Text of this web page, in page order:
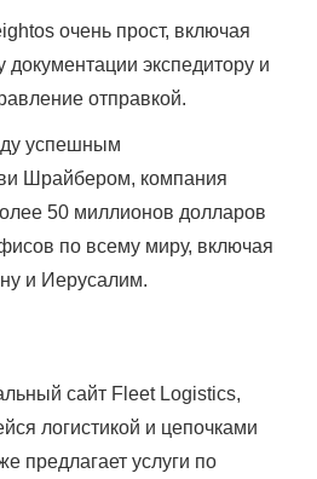
очень прост, включая
экспедитору и
отправкой.
успешным
Шрайбером, компания
50 миллионов долларов
по всему миру, включая
и Иерусалим.
сайт Fleet Logistics,
логистикой и цепочками
предлагает услуги по